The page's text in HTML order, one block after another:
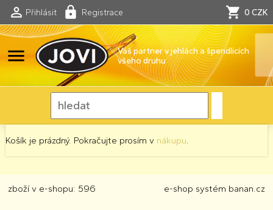
Přihlásit Registrace 0 CZK
menu
Váš partner v jehlách a špendlících
všeho druhu
Košík je prázdný. Pokračujte prosím v nákupu.
zboží v e-shopu: 596 e-shop systém banan.cz